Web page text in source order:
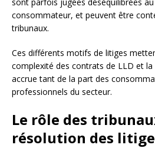
consommateur, et peuvent être
tribunaux.
Ces différents motifs de litiges
complexité des contrats de LLD et la
accrue tant de la part des
professionnels du secteur.
Le rôle des
résolution des